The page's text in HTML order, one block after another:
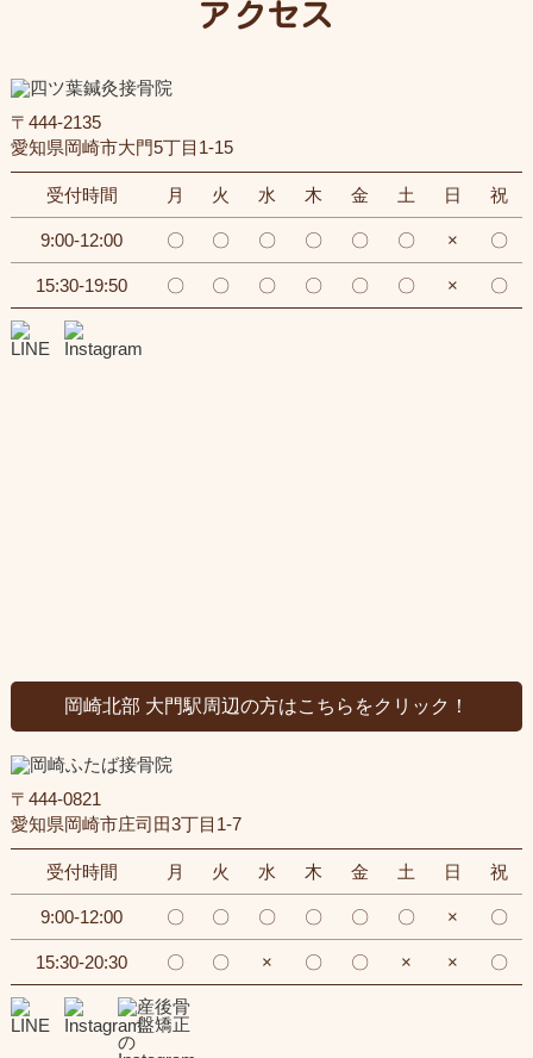
アクセス
〒444-2135
愛知県岡崎市大門5丁目1-15
受付時間 月 火 水 木 金 土 日 祝
9:00-12:00 〇 〇 〇 〇 〇 〇 × 〇
15:30-19:50 〇 〇 〇 〇 〇 〇 × 〇
岡崎北部 大門駅周辺の方はこちらをクリック！
〒444-0821
愛知県岡崎市庄司田3丁目1-7
受付時間 月 火 水 木 金 土 日 祝
9:00-12:00 〇 〇 〇 〇 〇 〇 × 〇
15:30-20:30 〇 〇 × 〇 〇 × × 〇